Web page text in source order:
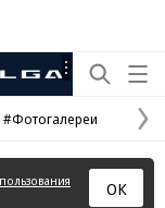
Рекламная
#Фотогалереи
ОК